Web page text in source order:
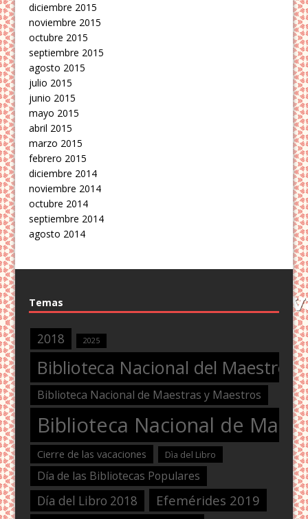
diciembre 2015
noviembre 2015
octubre 2015
septiembre 2015
agosto 2015
julio 2015
junio 2015
mayo 2015
abril 2015
marzo 2015
febrero 2015
diciembre 2014
noviembre 2014
octubre 2014
septiembre 2014
agosto 2014
Temas
2018 2025
Biblioteca Nacional del Maestro
Biblioteca Nacional de Maestras y Maestros
Biblioteca Nacional de
Cierre de las vacaciones Dìa del Libro
Día de las Bibliotecas Populares
Día del Libro 2018 Efemérides 2019